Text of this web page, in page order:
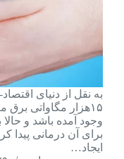
۱۵‌هزار مگاواتی
وجود آمده باشد و
برای آن درمانی پیدا
ایجاد…